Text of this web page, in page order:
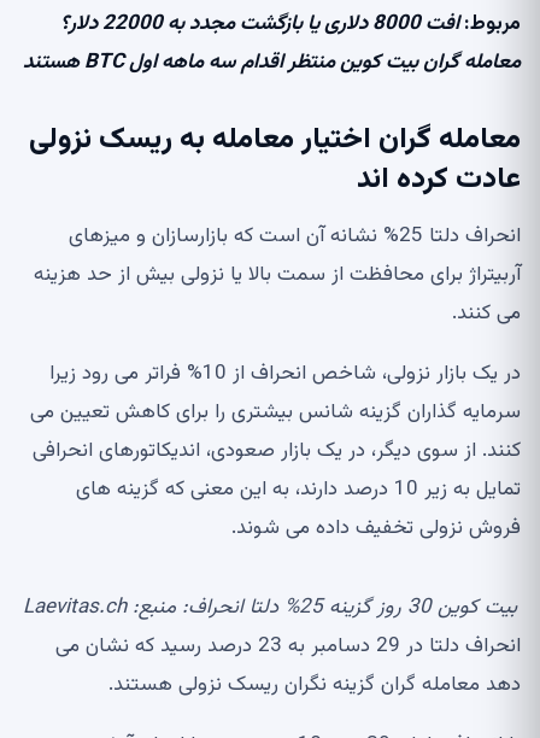
مربوط:
افت 8000 دلاری یا بازگشت مجدد به 22000 دلار؟
معامله گران بیت کوین منتظر اقدام سه ماهه اول BTC هستند
معامله گران اختیار معامله به ریسک نزولی
عادت کرده اند
انحراف دلتا 25% نشانه آن است که بازارسازان و میزهای
آربیتراژ برای محافظت از سمت بالا یا نزولی بیش از حد هزینه
می کنند.
در یک بازار نزولی، شاخص انحراف از 10% فراتر می رود زیرا
سرمایه گذاران گزینه شانس بیشتری را برای کاهش تعیین می
کنند. از سوی دیگر، در یک بازار صعودی، اندیکاتورهای انحرافی
تمایل به زیر 10 درصد دارند، به این معنی که گزینه های
فروش نزولی تخفیف داده می شوند.
بیت کوین 30 روز گزینه 25% دلتا انحراف: منبع: Laevitas.ch
انحراف دلتا در 29 دسامبر به 23 درصد رسید که نشان می
دهد معامله گران گزینه نگران ریسک نزولی هستند.